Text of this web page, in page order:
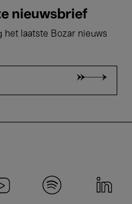
nieuwsbrief
het laatste Bozar nieuws